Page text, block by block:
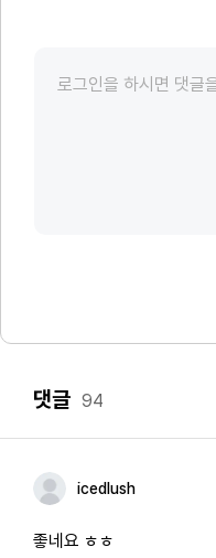
댓글 94
icedlush
좋네요 ㅎㅎ